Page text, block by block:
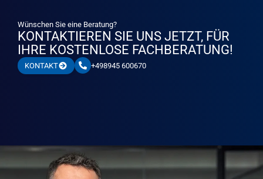
Wünschen Sie eine Beratung?
KONTAKTIEREN SIE UNS JETZT, FÜR
IHRE KOSTENLOSE FACHBERATUNG!
KONTAKT +498945 600670